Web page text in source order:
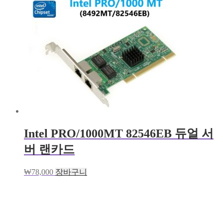
Intel PRO/1000MT 82546EB 듀얼 서
버 랜카드
₩78,000 장바구니